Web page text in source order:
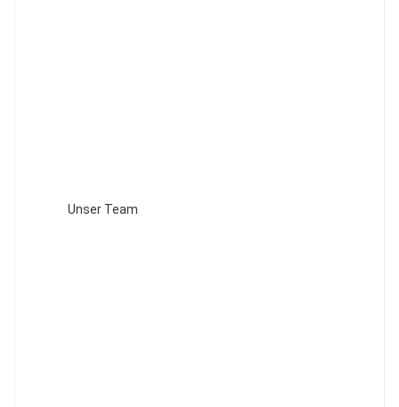
Unser Team